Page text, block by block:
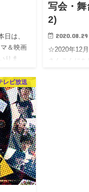
は、
＆映画
りま
写会・舞
2)
2020.08.29
☆2020年12
さんこんに
レビ放送